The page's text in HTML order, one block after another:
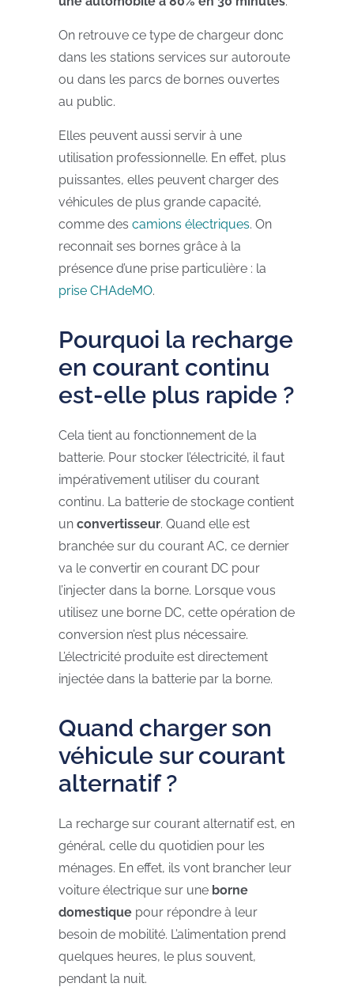
On retrouve ce type de chargeur donc
dans les stations services sur autoroute
ou dans les parcs de bornes ouvertes
au public.
Elles peuvent aussi servir à une
utilisation professionnelle. En effet, plus
puissantes, elles peuvent charger des
véhicules de plus grande capacité,
comme des camions électriques. On
reconnait ses bornes grâce à la
présence d’une prise particulière : la
prise CHAdeMO.
Pourquoi la recharge
en courant continu
est-elle plus rapide ?
Cela tient au fonctionnement de la
batterie. Pour stocker l’électricité, il faut
impérativement utiliser du courant
continu. La batterie de stockage contient
un convertisseur. Quand elle est
branchée sur du courant AC, ce dernier
va le convertir en courant DC pour
l’injecter dans la borne. Lorsque vous
utilisez une borne DC, cette opération de
conversion n’est plus nécessaire.
L’électricité produite est directement
injectée dans la batterie par la borne.
Quand charger son
véhicule sur courant
alternatif ?
La recharge sur courant alternatif est, en
général, celle du quotidien pour les
ménages. En effet, ils vont brancher leur
voiture électrique sur une borne
domestique pour répondre à leur
besoin de mobilité. L’alimentation prend
quelques heures, le plus souvent,
pendant la nuit.